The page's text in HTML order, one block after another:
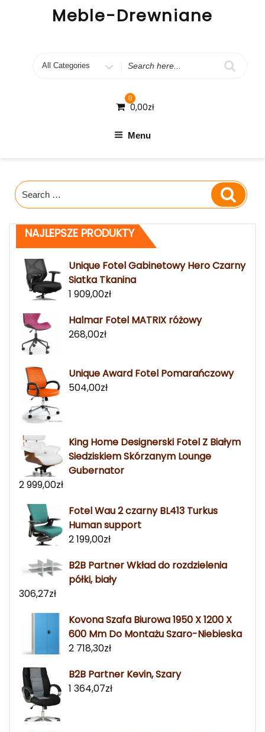
Meble-Drewniane
Search
0
0,00zł
Menu
Search
for:
Search
NAJLEPSZE PRODUKTY
Unique Fotel Gabinetowy Hero Czarny
Siatka Tkanina
1 909,00zł
Halmar Fotel MATRIX różowy
268,00zł
Unique Award Fotel Pomarańczowy
504,00zł
King Home Designerski Fotel Z Białym
Siedziskiem Skórzanym Lounge
Gubernator
2 999,00zł
Fotel Wau 2 czarny BL413 Turkus
Human support
2 199,00zł
B2B Partner Wkład do rozdzielenia
półki, biały
306,27zł
Kovona Szafa Biurowa 1950 X 1200 X
600 Mm Do Montażu Szaro-Niebieska
2 718,30zł
B2B Partner Kevin, Szary
1 364,07zł